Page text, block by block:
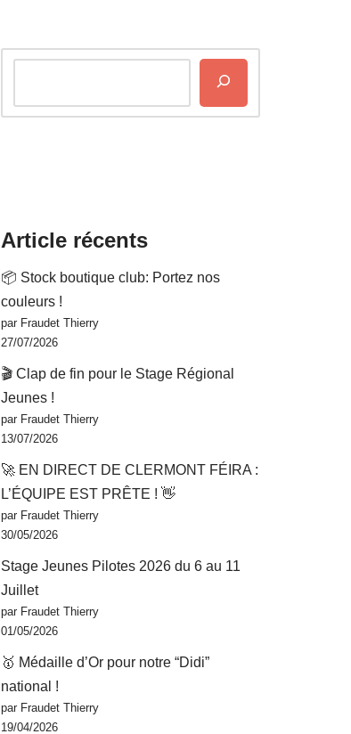
Article récents
📦 Stock boutique club: Portez nos
couleurs !
par Fraudet Thierry
27/07/2026
🎬 Clap de fin pour le Stage Régional
Jeunes !
par Fraudet Thierry
13/07/2026
🚀 EN DIRECT DE CLERMONT FÉIRA :
L’ÉQUIPE EST PRÊTE ! 👋
par Fraudet Thierry
30/05/2026
Stage Jeunes Pilotes 2026 du 6 au 11
Juillet
par Fraudet Thierry
01/05/2026
🥇 Médaille d’Or pour notre “Didi”
national !
par Fraudet Thierry
19/04/2026